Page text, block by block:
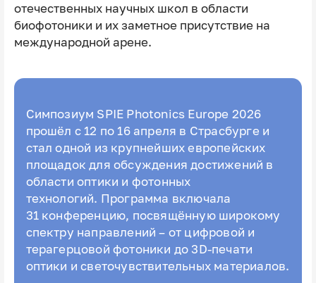
отечественных научных школ в области
биофотоники и их заметное присутствие на
международной арене.
Симпозиум SPIE Photonics Europe 2026
прошёл с 12 по 16 апреля в Страсбурге и
стал одной из крупнейших европейских
площадок для обсуждения достижений в
области оптики и фотонных
технологий. Программа включала
31 конференцию, посвящённую широкому
спектру направлений – от цифровой и
терагерцовой фотоники до 3D-печати
оптики и светочувствительных материалов.